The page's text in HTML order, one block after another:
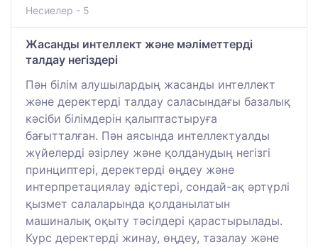
Несиелер - 5
Жасанды интеллект және мәліметтерді
талдау негіздері
Пән білім алушылардың жасанды интеллект
және деректерді талдау саласындағы базалық
кәсіби білімдерін қалыптастыруға
бағытталған. Пән аясында интеллектуалды
жүйелерді әзірлеу және қолданудың негізгі
принциптері, деректерді өңдеу және
интерпретациялау әдістері, сондай-ақ әртүрлі
қызмет салаларында қолданылатын
машиналық оқыту тәсілдері қарастырылады.
Курс деректерді жинау, өңдеу, тазалау және